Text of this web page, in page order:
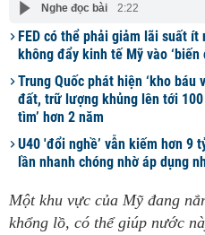
Nghe đọc bài 2:22
FED có thể phải giảm lãi suất
không đẩy kinh tế Mỹ vào ‘biến
Trung Quốc phát hiện ‘kho báu
đất, trữ lượng khủng lên tới
tìm’ hơn 2 năm
U40 'đổi nghề’ vẫn kiếm hơn 9
lần nhanh chóng nhờ áp dụng
Một khu vực của Mỹ đang
khổng lồ, có thể giúp nước